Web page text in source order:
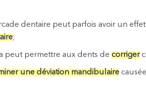
dentaire peut parfois avoir un
;
peut permettre aux dents decorriger
une déviation mandibulaire